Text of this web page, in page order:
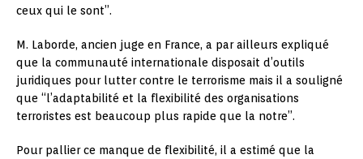
ceux qui le sont”.
M. Laborde, ancien juge en France, a par ailleurs expliqué
que la communauté internationale disposait d’outils
juridiques pour lutter contre le terrorisme mais il a souligné
que “l’adaptabilité et la flexibilité des organisations
terroristes est beaucoup plus rapide que la notre”.
Pour pallier ce manque de flexibilité, il a estimé que la